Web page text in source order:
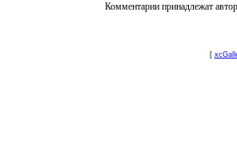
Комментарии принадлежат
[